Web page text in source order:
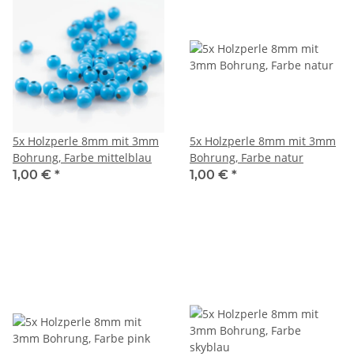
5x Holzperle 8mm mit 3mm
Bohrung, Farbe mittelblau
1,00 € *
5x Holzperle 8mm mit 3mm
Bohrung, Farbe natur
1,00 € *